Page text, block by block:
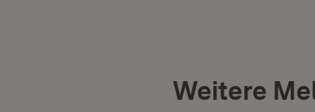
Weitere